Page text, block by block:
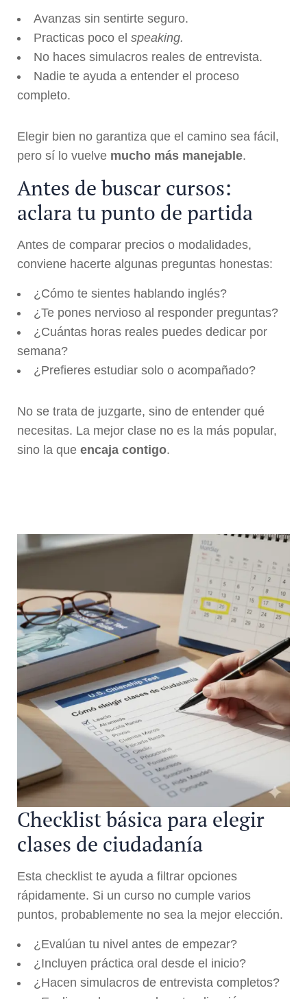
Avanzas sin sentirte seguro.
Practicas poco el speaking.
No haces simulacros reales de entrevista.
Nadie te ayuda a entender el proceso
completo.
Elegir bien no garantiza que el camino sea fácil,
pero sí lo vuelve mucho más manejable.
Antes de buscar cursos:
aclara tu punto de partida
Antes de comparar precios o modalidades,
conviene hacerte algunas preguntas honestas:
¿Cómo te sientes hablando inglés?
¿Te pones nervioso al responder preguntas?
¿Cuántas horas reales puedes dedicar por
semana?
¿Prefieres estudiar solo o acompañado?
No se trata de juzgarte, sino de entender qué
necesitas. La mejor clase no es la más popular,
sino la que encaja contigo.
Checklist básica para elegir
clases de ciudadanía
Esta checklist te ayuda a filtrar opciones
rápidamente. Si un curso no cumple varios
puntos, probablemente no sea la mejor elección.
¿Evalúan tu nivel antes de empezar?
¿Incluyen práctica oral desde el inicio?
¿Hacen simulacros de entrevista completos?